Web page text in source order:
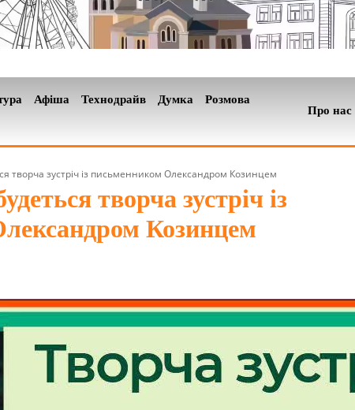
Афіша Технодрайв Думка
Розмова
Про нас
творча зустріч із письменником Олександром Козинцем
творча зустріч із
Козинцем